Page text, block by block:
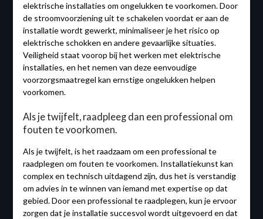
elektrische installaties om ongelukken te voorkomen. Door
de stroomvoorziening uit te schakelen voordat er aan de
installatie wordt gewerkt, minimaliseer je het risico op
elektrische schokken en andere gevaarlijke situaties.
Veiligheid staat voorop bij het werken met elektrische
installaties, en het nemen van deze eenvoudige
voorzorgsmaatregel kan ernstige ongelukken helpen
voorkomen.
Als je twijfelt, raadpleeg dan een professional om
fouten te voorkomen.
Als je twijfelt, is het raadzaam om een professional te
raadplegen om fouten te voorkomen. Installatiekunst kan
complex en technisch uitdagend zijn, dus het is verstandig
om advies in te winnen van iemand met expertise op dat
gebied. Door een professional te raadplegen, kun je ervoor
zorgen dat je installatie succesvol wordt uitgevoerd en dat